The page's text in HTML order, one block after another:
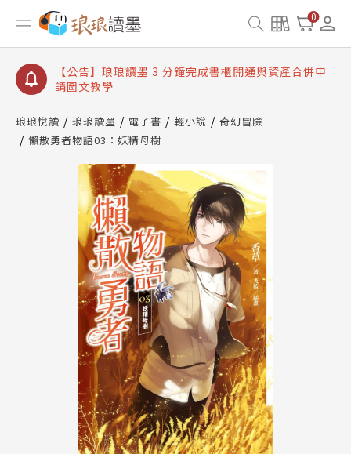
0
【公告】琅琅讀墨數位閱讀資產合併與書櫃開通申請
【公告】琅琅讀墨書櫃開通常見問題
【公告】琅琅讀墨 3 分鐘完成書櫃開通與資產合併申
請圖文教學
查詢
【公告】琅琅讀墨數位閱讀資產合併與書櫃開通申請
琅琅悅讀 琅琅讀墨 電子書 輕小說
奇幻冒險
懶散勇者物語03：妖精母樹